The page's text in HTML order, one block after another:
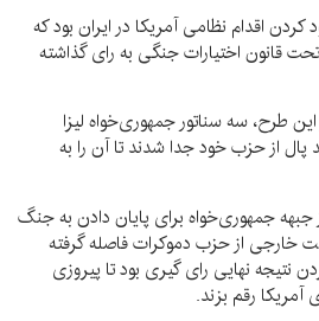
اقدام نظامی آمریکا در ایران بود که
مهلت ۶۰ روزه تحت قانون اختیارات جنگی به رای گذاشته
طرح، سه سناتور جمهوری‌خواه لیزا
پال از حزب خود جدا شدند تا آن را به
جبهه جمهوری‌خواه برای پایان دادن به جنگ
خارجی از حزب دموکرات فاصله گرفته
نتیجه نهایی رای گیری بود تا پیروزی
آمریکا رقم بزند.